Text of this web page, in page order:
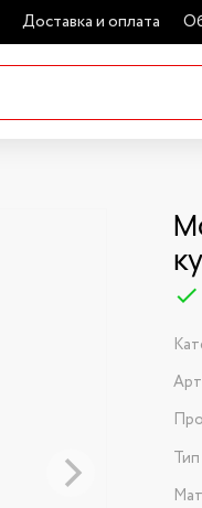
Доставка и оплата